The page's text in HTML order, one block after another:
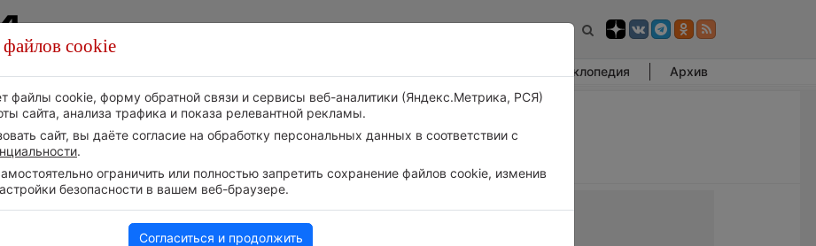
Энциклопедия Архив
Почасовой прогноз погоды в Кабарете
файлов cookie
файлы cookie, форму обратной связи и сервисы веб-аналитики (Яндекс.Метрика, РСЯ)
сайта, анализа трафика и показа релевантной рекламы.
сайт, вы даёте согласие на обработку персональных данных в соответствии с
.
ограничить или полностью запретить сохранение файлов cookie, изменив
безопасности в вашем веб-браузере.
Согласиться и продолжить